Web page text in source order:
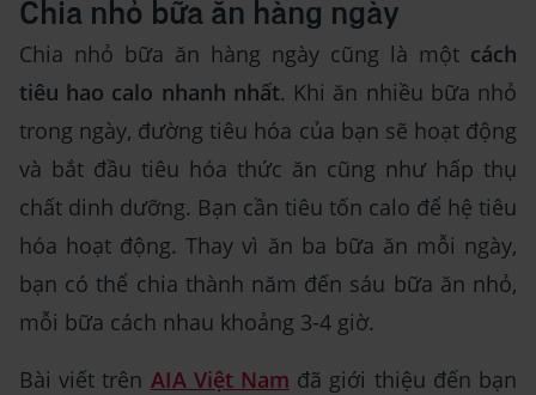
Chia nhỏ bữa ăn hàng ngày
Chia nhỏ bữa ăn hàng ngày cũng là một cách
tiêu hao calo nhanh nhất. Khi ăn nhiều bữa nhỏ
trong ngày, đường tiêu hóa của bạn sẽ hoạt động
và bắt đầu tiêu hóa thức ăn cũng như hấp thụ
chất dinh dưỡng. Bạn cần tiêu tốn calo để hệ tiêu
hóa hoạt động. Thay vì ăn ba bữa ăn mỗi ngày,
bạn có thể chia thành năm đến sáu bữa ăn nhỏ,
mỗi bữa cách nhau khoảng 3-4 giờ.
Bài viết trên AIA Việt Nam đã giới thiệu đến bạn